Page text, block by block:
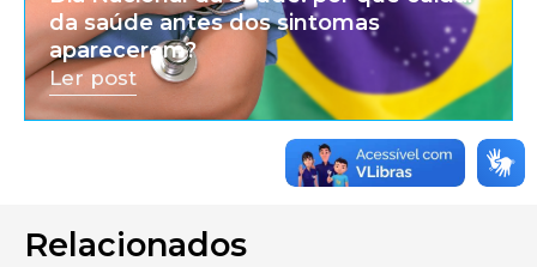
da saúde antes dos sintomas
aparecerem?
Ler post
Relacionados